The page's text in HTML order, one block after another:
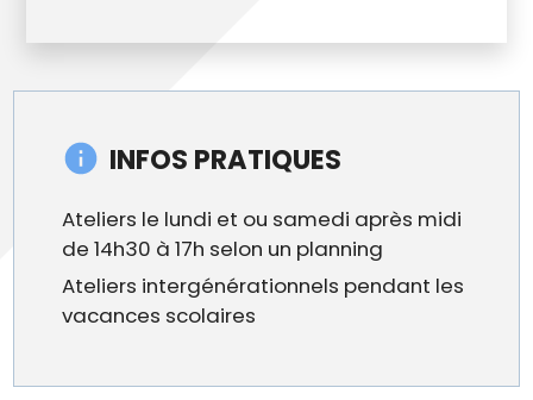
INFOS PRATIQUES
Ateliers le lundi et ou samedi après midi
de 14h30 à 17h selon un planning
Ateliers intergénérationnels pendant les
vacances scolaires